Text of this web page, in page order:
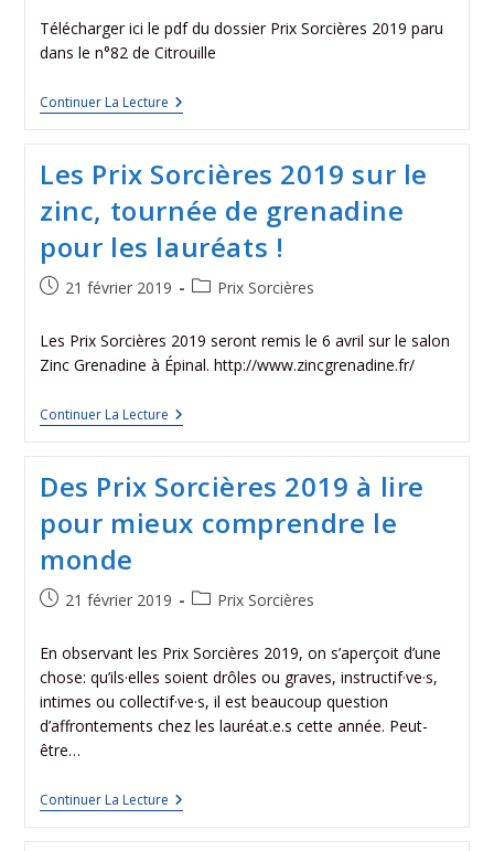
Télécharger ici le pdf du dossier Prix Sorcières 2019 paru
dans le n°82 de Citrouille
Continuer La Lecture
Les Prix Sorcières 2019 sur le
zinc, tournée de grenadine
pour les lauréats !
21 février 2019 Prix Sorcières
Les Prix Sorcières 2019 seront remis le 6 avril sur le salon
Zinc Grenadine à Épinal. http://www.zincgrenadine.fr/
Continuer La Lecture
Des Prix Sorcières 2019 à lire
pour mieux comprendre le
monde
21 février 2019 Prix Sorcières
En observant les Prix Sorcières 2019, on s’aperçoit d’une
chose: qu’ils·elles soient drôles ou graves, instructif·ve·s,
intimes ou collectif·ve·s, il est beaucoup question
d’affrontements chez les lauréat.e.s cette année. Peut-
être…
Continuer La Lecture